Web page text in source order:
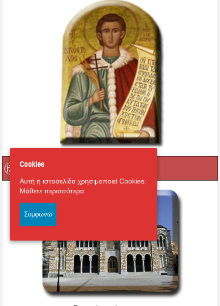
Cookies
Αυτή η ιστοσελίδα χρησιμοποιεί Cookies:
Μάθετε περισσότερα
Συμφωνώ